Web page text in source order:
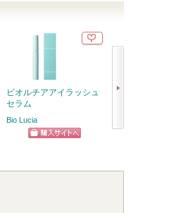
ビオルチアアイラッシュ
セラム
Bio Lucia
ガラクトポアセ